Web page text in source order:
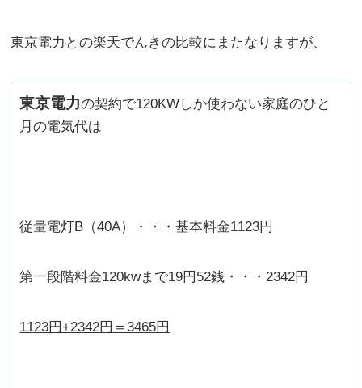
東京電力との楽天でんきの比較にまたなりますが、
東京電力の契約で120KWしか使わない家庭のひと
月の電気代は
従量電灯B（40A）・・・基本料金1123円
第一段階料金120kwまで19円52銭・・・2342円
1123円+2342円＝3465円